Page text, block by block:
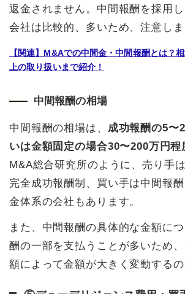
返金されません。中間報酬を採用
会社は比較的、多いため、注意しま
【関連】M&Aでの中間金・中間報酬とは？
上の取り扱いまで紹介！
中間報酬の相場
中間報酬の相場は、 成功報酬の5〜
いは金額固定の場合30〜200万円程
M&A総合研究所のように、売り手
完全成功報酬制、買い手は中間報
金体系の会社もあります。
また、中間報酬の具体的な金額に
酬の一部を支払うことが多いため
額によって金額が大きく変動するの